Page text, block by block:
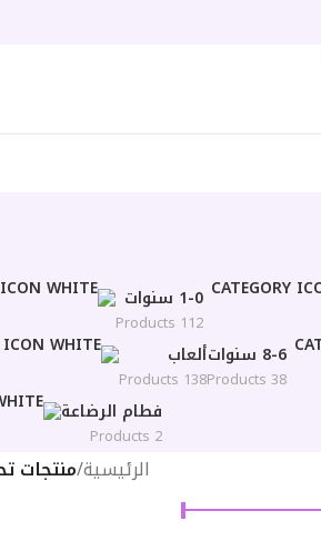
1-0 سنوات
112 Products
8-6 سنوات
38 Products
ألعاب
138 Products
فطام الرضاعة
2 Products
الرئيسية/منتجات